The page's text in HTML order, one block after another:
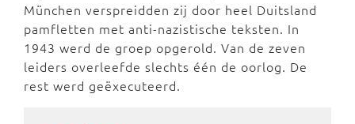
München verspreidden zij door heel Duitsland
pamfletten met anti-nazistische teksten. In
1943 werd de groep opgerold. Van de zeven
leiders overleefde slechts één de oorlog. De
rest werd geëxecuteerd.